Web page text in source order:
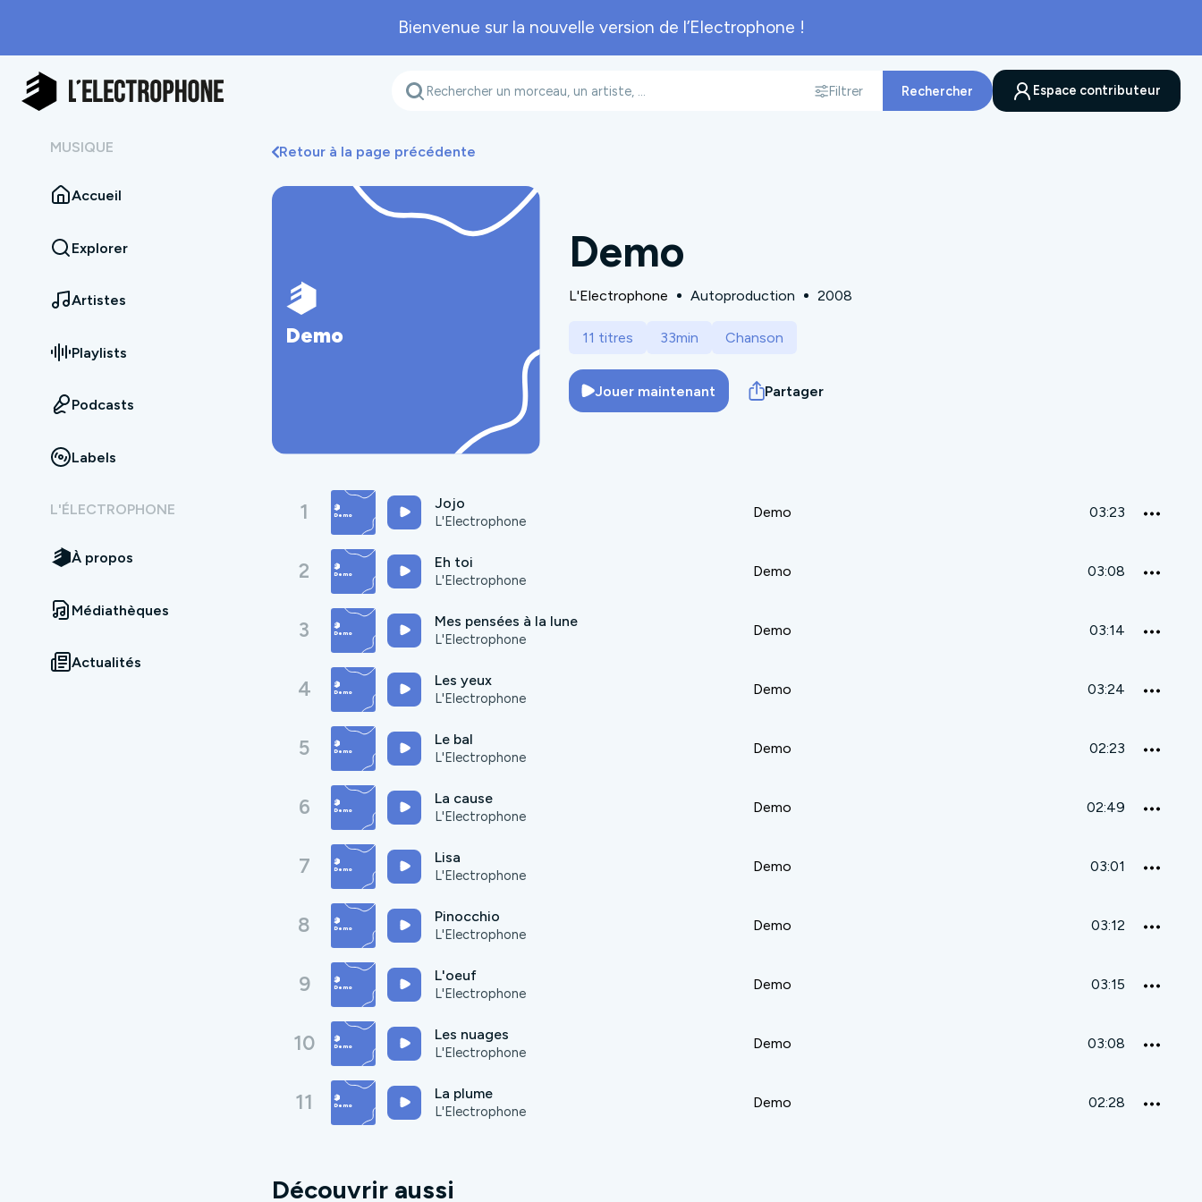
Bienvenue sur la nouvelle version de l’Electrophone !
Filtrer
Rechercher
Espace contributeur
MUSIQUE
Accueil
Explorer
Artistes
Playlists
Podcasts
Labels
L'ÉLECTROPHONE
À propos
Médiathèques
Actualités
Retour à la page précédente
Demo
Demo
L'Electrophone Autoproduction 2008
11 titres 33min Chanson
Jouer maintenant Partager
1 Jojo
L'Electrophone
Demo 03:23
2 Eh toi
L'Electrophone
Demo 03:08
3 Mes pensées à la lune
L'Electrophone
Demo 03:14
4 Les yeux
L'Electrophone
Demo 03:24
5 Le bal
L'Electrophone
Demo 02:23
6 La cause
L'Electrophone
Demo 02:49
7 Lisa
L'Electrophone
Demo 03:01
8 Pinocchio
L'Electrophone
Demo 03:12
9 L'oeuf
L'Electrophone
Demo 03:15
10 Les nuages
L'Electrophone
Demo 03:08
11 La plume
L'Electrophone
Demo 02:28
Découvrir aussi